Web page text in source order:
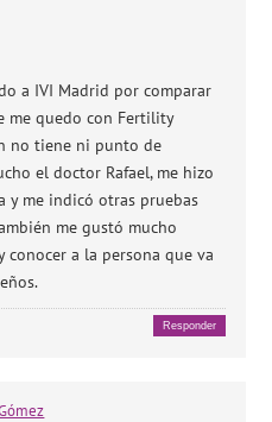
a IVI Madrid por comparar
me quedo con Fertility
no tiene ni punto de
el doctor Rafael, me hizo
y me indicó otras pruebas
me gustó mucho
a la persona que va
Responder